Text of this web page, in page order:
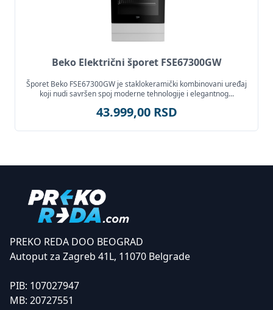
Beko Električni šporet FSE67300GW
Šporet Beko FSE67300GW je staklokeramički kombinovani uređaj
koji nudi savršen spoj moderne tehnologije i elegantnog...
43.999,00 RSD
PREKO REDA DOO BEOGRAD
Autoput za Zagreb 41L, 11070 Belgrade
PIB: 107027947
MB: 20727551